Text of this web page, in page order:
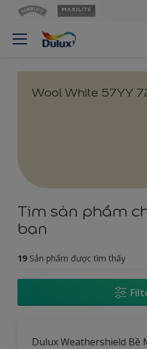
Wool White 57YY
Tìm sản phẩm
bạn
19 Sản phẩm được tìm thấy
Dulux Weathershield Bề